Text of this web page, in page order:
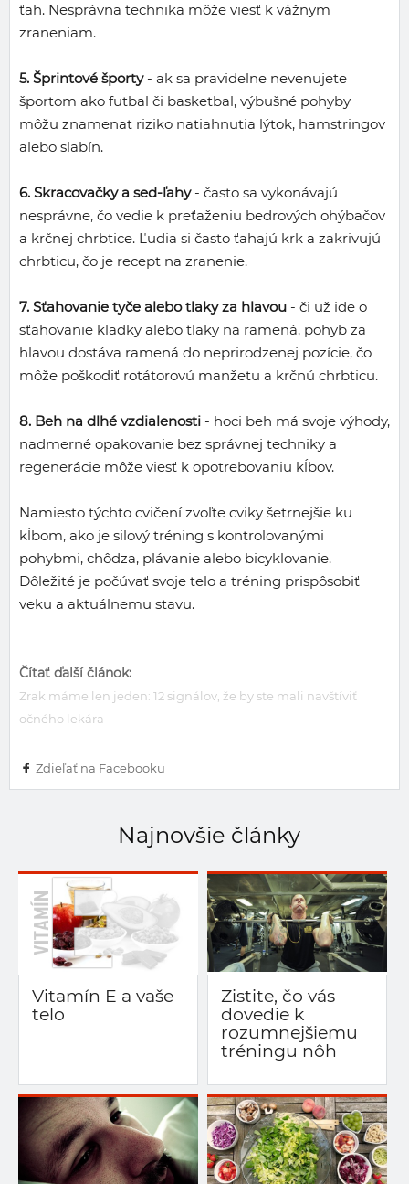
ťah. Nesprávna technika môže viesť k vážnym
zraneniam.
5. Šprintové športy- ak sa pravidelne nevenujete
športom ako futbal či basketbal, výbušné pohyby
môžu znamenať riziko natiahnutia lýtok, hamstringov
alebo slabín.
6. Skracovačky a sed-ľahy- často sa vykonávajú
nesprávne, čo vedie k preťaženiu bedrových ohýbačov
a krčnej chrbtice. Ľudia si často ťahajú krk a zakrivujú
chrbticu, čo je recept na zranenie.
7. Sťahovanie tyče alebo tlaky za hlavou - či už ide o
sťahovanie kladky alebo tlaky na ramená, pohyb za
hlavou dostáva ramená do neprirodzenej pozície, čo
môže poškodiť rotátorovú manžetu a krčnú chrbticu.
8. Beh na dlhé vzdialenosti - hoci beh má svoje výhody,
nadmerné opakovanie bez správnej techniky a
regenerácie môže viesť k opotrebovaniu kĺbov.
Namiesto týchto cvičení zvoľte cviky šetrnejšie ku
kĺbom, ako je silový tréning s kontrolovanými
pohybmi, chôdza, plávanie alebo bicyklovanie.
Dôležité je počúvať svoje telo a tréning prispôsobiť
veku a aktuálnemu stavu.
Čítať ďalší článok:
Zrak máme len jeden: 12 signálov, že by ste mali navštíviť
očného lekára
Zdieľať na Facebooku
Najnovšie články
Vitamín E a vaše
telo
Zistite, čo vás
dovedie k
rozumnejšiemu
tréningu nôh